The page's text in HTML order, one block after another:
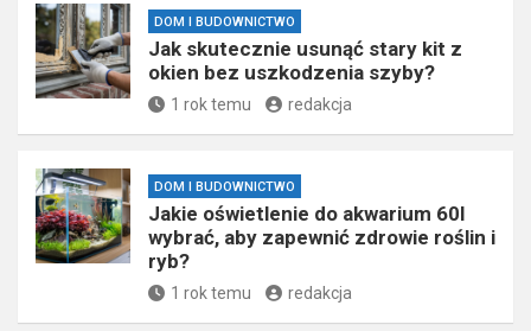
DOM I BUDOWNICTWO
Jak skutecznie usunąć stary kit z
okien bez uszkodzenia szyby?
1 rok temu redakcja
DOM I BUDOWNICTWO
Jakie oświetlenie do akwarium 60l
wybrać, aby zapewnić zdrowie roślin i
ryb?
1 rok temu redakcja